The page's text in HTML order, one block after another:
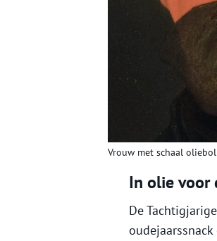
Vrouw met schaal
In olie voor
De